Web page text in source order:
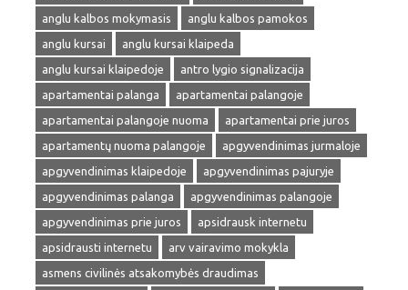
anglu kalbos mokymasis
anglu kalbos pamokos
anglu kursai
anglu kursai klaipeda
anglu kursai klaipedoje
antro lygio signalizacija
apartamentai palanga
apartamentai palangoje
apartamentai palangoje nuoma
apartamentai prie juros
apartamentų nuoma palangoje
apgyvendinimas jurmaloje
apgyvendinimas klaipedoje
apgyvendinimas pajuryje
apgyvendinimas palanga
apgyvendinimas palangoje
apgyvendinimas prie juros
apsidrausk internetu
apsidrausti internetu
arv vairavimo mokykla
asmens civilinės atsakomybės draudimas